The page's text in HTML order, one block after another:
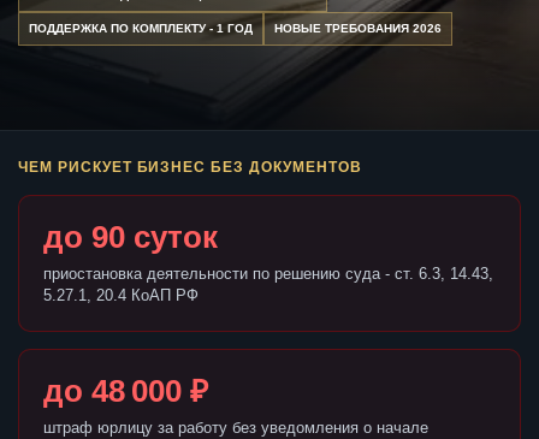
ПОДДЕРЖКА ПО КОМПЛЕКТУ - 1 ГОД НОВЫЕ ТРЕБОВАНИЯ 2026
ЧЕМ РИСКУЕТ БИЗНЕС БЕЗ ДОКУМЕНТОВ
до 90 суток
приостановка деятельности по решению суда - ст. 6.3, 14.43,
5.27.1, 20.4 КоАП РФ
до 48 000 ₽
штраф юрлицу за работу без уведомления о начале